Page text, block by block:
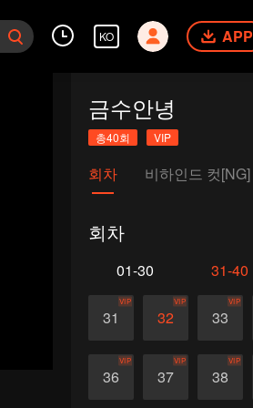
KO APP
금수안녕
총40회 VIP
회차 비하인드 컷[NG]
회차
01-30 31-40
31
VIP
32
VIP
33
VIP
36
VIP
37
VIP
38
VIP